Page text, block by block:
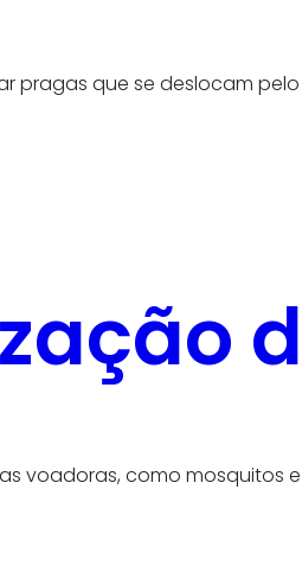
pragas que se deslocam
voadoras, como mosquitos